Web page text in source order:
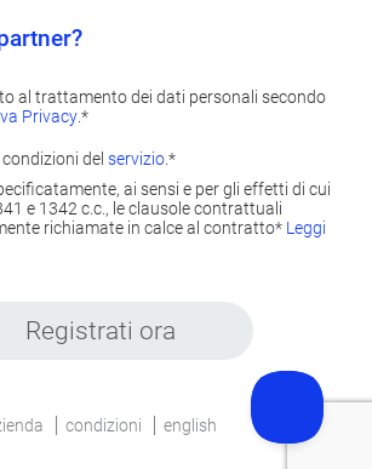
al trattamento dei dati personali secondo
Privacy.*
del servizio.*
ai sensi e per gli effetti di cui
e 1342 c.c., le clausole contrattuali
richiamate in calce al contratto* Leggi
Registrati ora
condizioni english